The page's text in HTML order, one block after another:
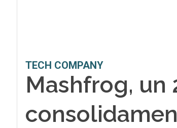
TECH COMPANY
Mashfrog, un